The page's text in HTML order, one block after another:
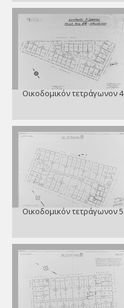
Οικοδομικόν τετράγωνον 4
Οικοδομικόν τετράγωνον 5